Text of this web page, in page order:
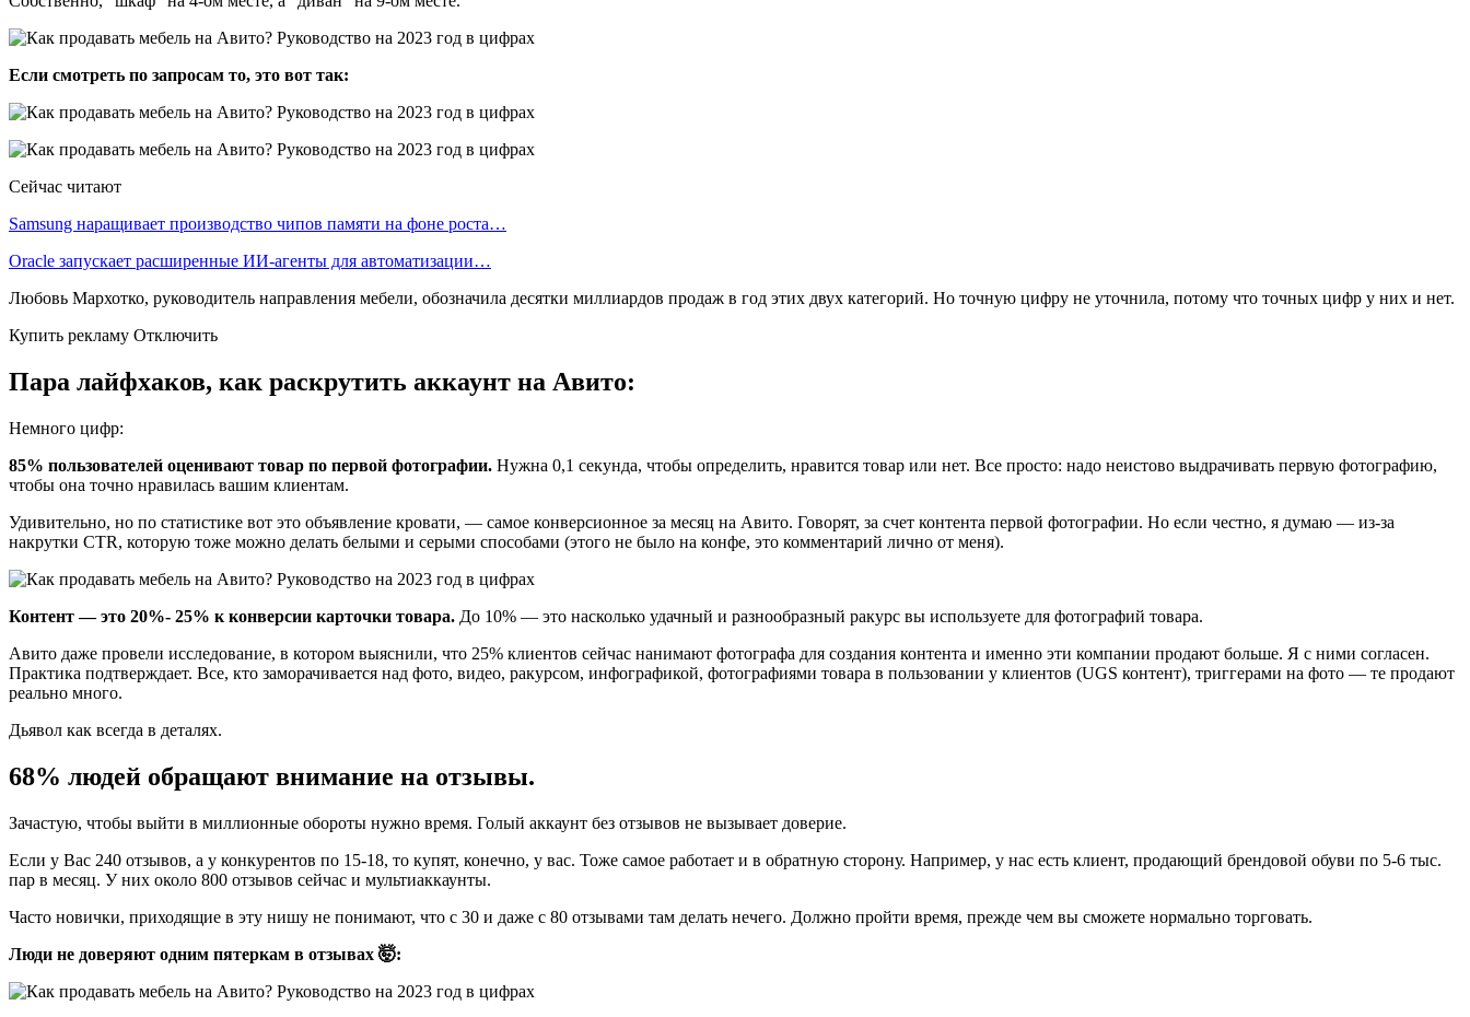
Если смотреть по запросам то, это вот так:
Сейчас читают
Samsung наращивает производство чипов памяти на фоне роста…
Oracle запускает расширенные ИИ‑агенты для автоматизации…
Любовь Мархотко, руководитель направления мебели, обозначила десятки миллиардов продаж в год этих двух категорий. Но точную цифру не уточнила, потому что точных цифр у них и нет.
Купить рекламу Отключить
Пара лайфхаков, как раскрутить аккаунт на Авито:
Немного цифр:
85% пользователей оценивают товар по первой фотографии. Нужна 0,1 секунда, чтобы определить, нравится товар или нет. Все просто: надо неистово выдрачивать первую фотографию,
чтобы она точно нравилась вашим клиентам.
Удивительно, но по статистике вот это объявление кровати, — самое конверсионное за месяц на Авито. Говорят, за счет контента первой фотографии. Но если честно, я думаю — из-за
накрутки CTR, которую тоже можно делать белыми и серыми способами (этого не было на конфе, это комментарий лично от меня).
Контент — это 20%- 25% к конверсии карточки товара. До 10% — это насколько удачный и разнообразный ракурс вы используете для фотографий товара.
Авито даже провели исследование, в котором выяснили, что 25% клиентов сейчас нанимают фотографа для создания контента и именно эти компании продают больше. Я с ними согласен.
Практика подтверждает. Все, кто заморачивается над фото, видео, ракурсом, инфографикой, фотографиями товара в пользовании у клиентов (UGS контент), триггерами на фото — те продают
реально много.
Дьявол как всегда в деталях.
68% людей обращают внимание на отзывы.
Зачастую, чтобы выйти в миллионные обороты нужно время. Голый аккаунт без отзывов не вызывает доверие.
Если у Вас 240 отзывов, а у конкурентов по 15-18, то купят, конечно, у вас. Тоже самое работает и в обратную сторону. Например, у нас есть клиент, продающий брендовой обуви по 5-6 тыс.
пар в месяц. У них около 800 отзывов сейчас и мультиаккаунты.
Часто новички, приходящие в эту нишу не понимают, что с 30 и даже с 80 отзывами там делать нечего. Должно пройти время, прежде чем вы сможете нормально торговать.
Люди не доверяют одним пятеркам в отзывах 🤯: